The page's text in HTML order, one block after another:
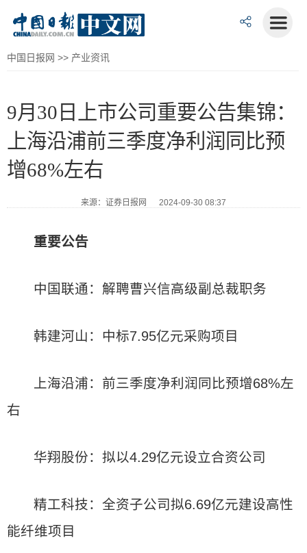
中国日报网 >> 产业资讯
9月30日上市公司重要公告集锦：
上海沿浦前三季度净利润同比预
增68%左右
来源：证券日报网 2024-09-30 08:37
重要公告
中国联通：解聘曹兴信高级副总裁职务
韩建河山：中标7.95亿元采购项目
上海沿浦：前三季度净利润同比预增68%左
右
华翔股份：拟以4.29亿元设立合资公司
精工科技：全资子公司拟6.69亿元建设高性
能纤维项目